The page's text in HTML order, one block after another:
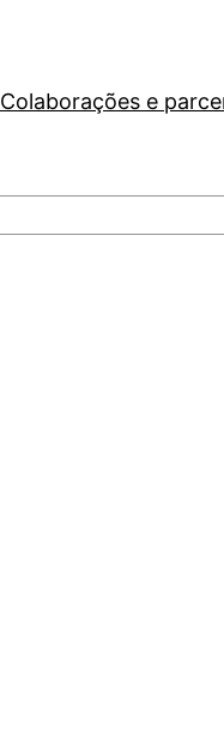
Colaborações e